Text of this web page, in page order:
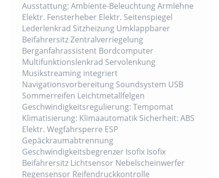
Ausstattung: Ambiente-Beleuchtung Armlehne
Elektr. Fensterheber Elektr. Seitenspiegel
Lederlenkrad Sitzheizung Umklappbarer
Beifahrersitz Zentralverriegelung
Berganfahrassistent Bordcomputer
Multifunktionslenkrad Servolenkung
Musikstreaming integriert
Navigationsvorbereitung Soundsystem USB
Sommerreifen Leichtmetallfelgen
Geschwindigkeitsregulierung: Tempomat
Klimatisierung: Klimaautomatik Sicherheit: ABS
Elektr. Wegfahrsperre ESP
Gepäckraumabtrennung
Geschwindigkeitsbegrenzer Isofix Isofix
Beifahrersitz Lichtsensor Nebelscheinwerfer
Regensensor Reifendruckkontrolle